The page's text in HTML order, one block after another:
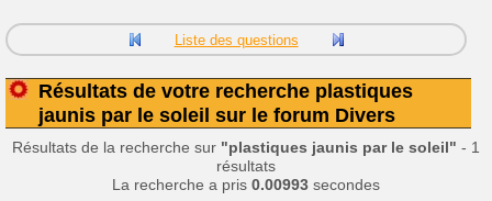
Liste des questions
Résultats de votre recherche plastiques
jaunis par le soleil sur le forum Divers
Résultats de la recherche sur "plastiques jaunis par le soleil" - 1
résultats
La recherche a pris 0.00993 secondes